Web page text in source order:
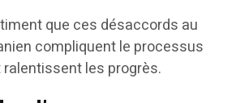
que ces désaccords au
compliquent le processus
les progrès.